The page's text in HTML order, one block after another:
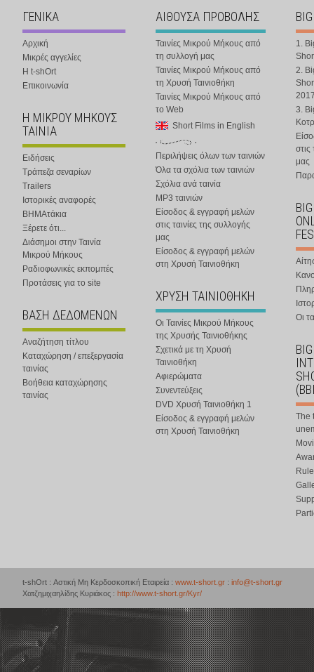
ΓΕΝΙΚΑ
Αρχική
Μικρές αγγελίες
Η t-shOrt
Επικοινωνία
Η ΜΙΚΡΟΥ ΜΗΚΟΥΣ
ΤΑΙΝΙΑ
Ειδήσεις
Τράπεζα σεναρίων
Trailers
Ιστορικές αναφορές
ΒΗΜΑτάκια
Ξέρετε ότι...
Διάσημοι στην Ταινία
Μικρού Μήκους
Ραδιοφωνικές εκπομπές
Προτάσεις για το site
ΒΑΣΗ ΔΕΔΟΜΕΝΩΝ
Αναζήτηση τίτλου
Καταχώρηση / επεξεργασία
ταινίας
Βοήθεια καταχώρησης
ταινίας
ΑΙΘΟΥΣΑ ΠΡΟΒΟΛΗΣ
Ταινίες Μικρού Μήκους από
τη συλλογή μας
Ταινίες Μικρού Μήκους από
τη Χρυσή Ταινιοθήκη
Ταινίες Μικρού Μήκους από
το Web
Short Films in English
Περιλήψεις όλων των ταινιών
Όλα τα σχόλια των ταινιών
Σχόλια ανά ταινία
MP3 ταινιών
Είσοδος & εγγραφή μελών
στις ταινίες της συλλογής
μας
Είσοδος & εγγραφή μελών
στη Χρυσή Ταινιοθήκη
ΧΡΥΣΗ ΤΑΙΝΙΟΘΗΚΗ
Οι Ταινίες Μικρού Μήκους
της Χρυσής Ταινιοθήκης
Σχετικά με τη Χρυσή
Ταινιοθήκη
Αφιερώματα
Συνεντεύξεις
DVD Χρυσή Ταινιοθήκη 1
Είσοδος & εγγραφή μελών
στη Χρυσή Ταινιοθήκη
1.
2.
3.
στις
μας
Οι
The
t-shOrt : Αστική Μη Κερδοσκοπική Εταιρεία : www.t-short.gr : info@t-short.gr
Χατζημιχαηλίδης Κυριάκος : http://www.t-short.gr/Kyr/